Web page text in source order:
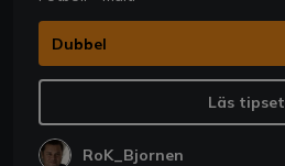
Dubbel
Läs tipset
RoK_Bjornen